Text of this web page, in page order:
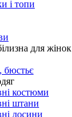
і топи
для жінок
бюстьє
костюми
штани
лосини